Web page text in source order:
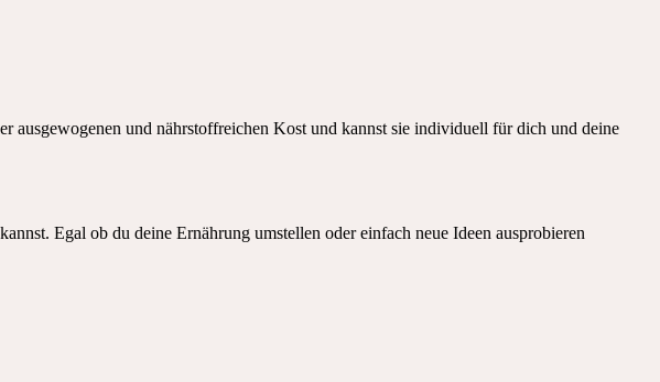
ausgewogenen und nährstoffreichen Kost und kannst sie individuell für dich und deine
Egal ob du deine Ernährung umstellen oder einfach neue Ideen ausprobieren